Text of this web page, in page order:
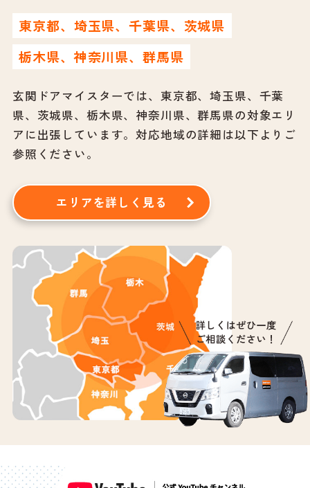
東京都、埼玉県、千葉県、茨城県
栃木県、神奈川県、群馬県
玄関ドアマイスターでは、東京都、埼玉県、千葉
県、茨城県、栃木県、神奈川県、群馬県の対象エリ
アに出張しています。 対応地域の詳細は以下よりご
参照ください。
エリアを詳しく見る